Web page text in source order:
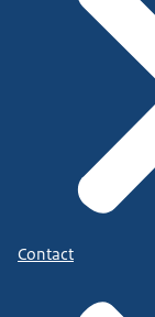
Contact